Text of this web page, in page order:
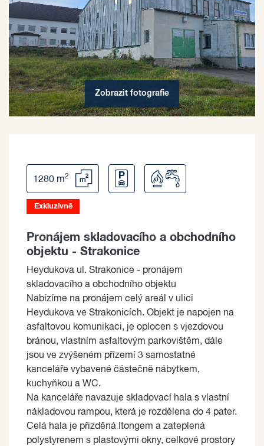
Zobrazit fotografie
1280 m2
Exkluzivně
Pronájem skladovacího a obchodního
objektu - Strakonice
Heydukova ul. Strakonice - pronájem
skladovacího a obchodního objektu
Nabízíme na pronájem celý areál v ulici
Heydukova ve Strakonicích. Objekt je napojen na
asfaltovou komunikaci, je oplocen s vjezdovou
bránou, vlastním asfaltovým parkovištěm, dále
jsou ve zvýšeném přízemí 3 samostatné
kanceláře vybavené částečně nábytkem,
kuchyňkou a WC.
Na kanceláře navazuje skladovací hala s vlastní
nákladovou rampou, která je rozdělena do 4 pater.
Celá hala je přizděná Itongem a zateplená
polystyrenem s plastovými okny, celkové prostory